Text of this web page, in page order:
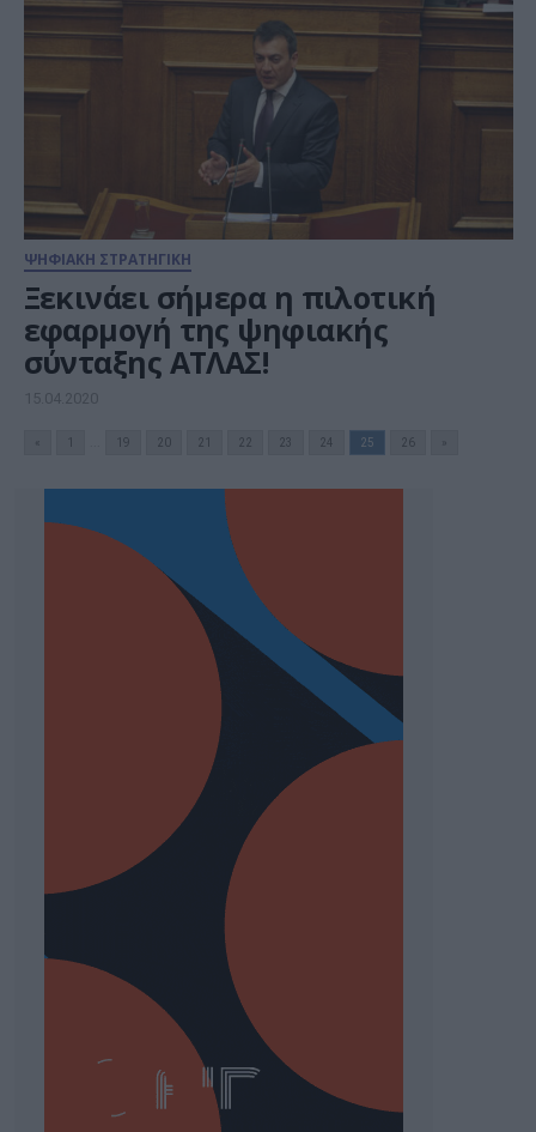
ΨΗΦΙΑΚΗ ΣΤΡΑΤΗΓΙΚΗ
Ξεκινάει σήμερα η πιλοτική
εφαρμογή της ψηφιακής
σύνταξης ΑΤΛΑΣ!
15.04.2020
19 20 21 22 23 24 25 26